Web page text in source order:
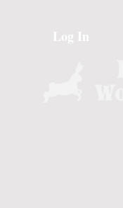
Log In